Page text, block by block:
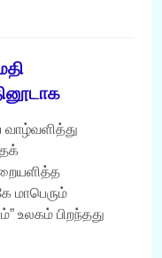
வாழ்வளித்து
மாபெரும்
உலகம் பிறந்தது